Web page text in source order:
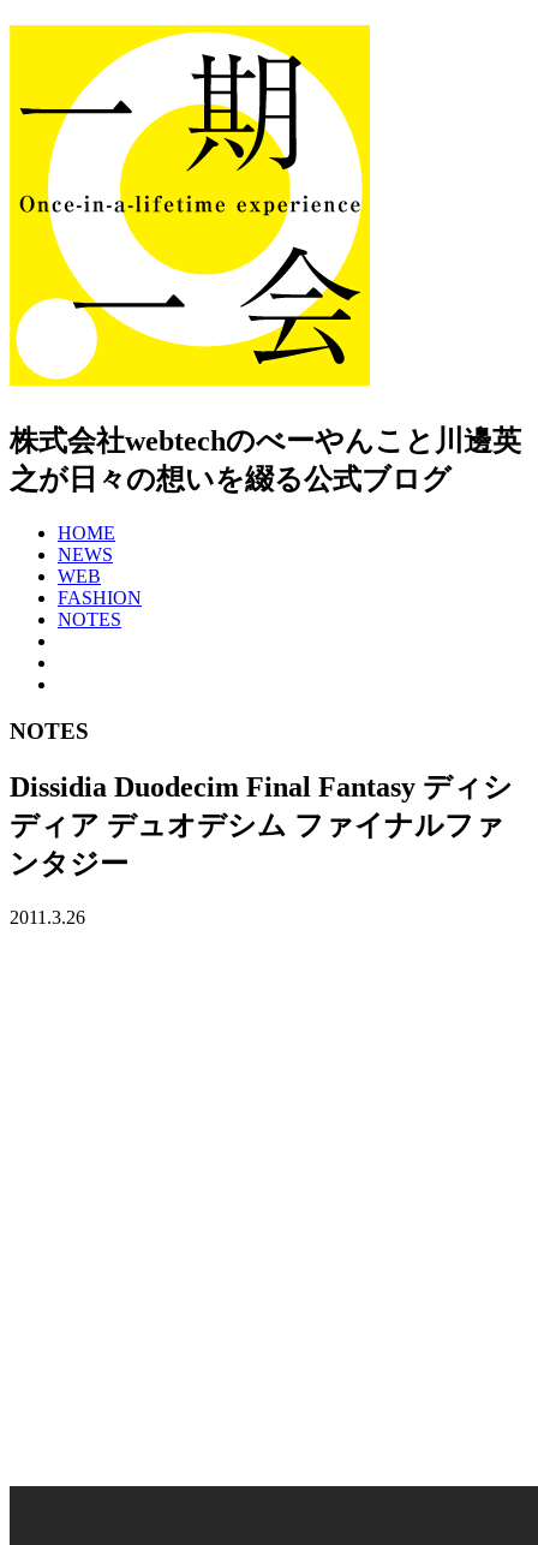
株式会社webtechのべーやんこと川邊英
之が日々の想いを綴る公式ブログ
HOME
NEWS
WEB
FASHION
NOTES
NOTES
Dissidia Duodecim Final Fantasy ディシ
ディア デュオデシム ファイナルファ
ンタジー
2011.3.26